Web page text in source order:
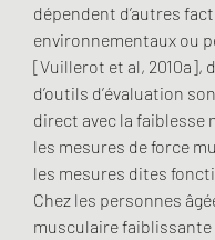
dépendent d’autres
environnementaux ou
[Vuillerot et al, 2010a],
d’outils d’évaluation
direct avec la faiblesse
les mesures de force
les mesures dites
Chez les personnes
musculaire